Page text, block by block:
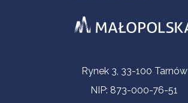
Informacje kontaktoweRynek 3, 33-100 Tarnów
NIP: 873-000-76-51